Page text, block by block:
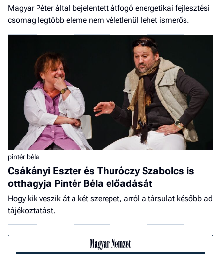
Magyar Péter által bejelentett átfogó energetikai fejlesztési
csomag legtöbb eleme nem véletlenül lehet ismerős.
pintér béla
Csákányi Eszter és Thuróczy Szabolcs is
otthagyja Pintér Béla előadását
Hogy kik veszik át a két szerepet, arról a társulat később ad
tájékoztatást.